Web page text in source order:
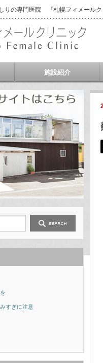
りの専門医院 『札幌フィメールク
施設紹介
すぎに注意